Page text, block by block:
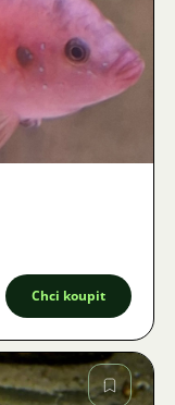
Chci koupit